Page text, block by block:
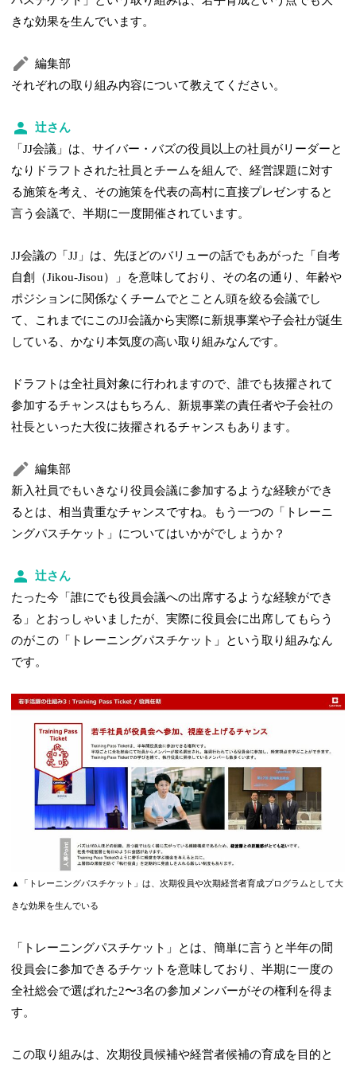
きな効果を生んでいます。
編集部
それぞれの取り組み内容について教えてください。
辻さん
「JJ会議」は、サイバー・バズの役員以上の社員がリーダーと
なりドラフトされた社員とチームを組んで、経営課題に対す
る施策を考え、その施策を代表の高村に直接プレゼンすると
言う会議で、半期に一度開催されています。
JJ会議の「JJ」は、先ほどのバリューの話でもあがった「自考
自創（Jikou-Jisou）」を意味しており、その名の通り、年齢や
ポジションに関係なくチームでとことん頭を絞る会議でし
て、これまでにこのJJ会議から実際に新規事業や子会社が誕生
している、かなり本気度の高い取り組みなんです。
ドラフトは全社員対象に行われますので、誰でも抜擢されて
参加するチャンスはもちろん、新規事業の責任者や子会社の
社長といった大役に抜擢されるチャンスもあります。
編集部
新入社員でもいきなり役員会議に参加するような経験ができ
るとは、相当貴重なチャンスですね。もう一つの「トレーニ
ングパスチケット」についてはいかがでしょうか？
辻さん
たった今「誰にでも役員会議への出席するような経験ができ
る」とおっしゃいましたが、実際に役員会に出席してもらう
のがこの「トレーニングパスチケット」という取り組みなん
です。
▲「トレーニングパスチケット」は、次期役員や次期経営者育成プログラムとして大
きな効果を生んでいる
「トレーニングパスチケット」とは、簡単に言うと半年の間
役員会に参加できるチケットを意味しており、半期に一度の
全社総会で選ばれた2〜3名の参加メンバーがその権利を得ま
す。
この取り組みは、次期役員候補や経営者候補の育成を目的と